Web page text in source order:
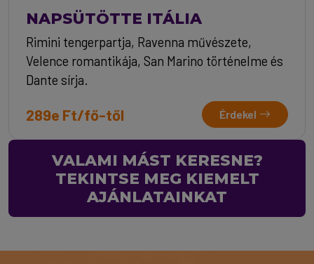
NAPSÜTÖTTE ITÁLIA
Rimini tengerpartja, Ravenna művészete,
Velence romantikája, San Marino történelme és
Dante sírja.
289e Ft/fő-től Érdekel
VALAMI MÁST KERESNE?
TEKINTSE MEG KIEMELT
AJÁNLATAINKAT